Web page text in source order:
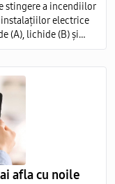
stingere a incendiilor
instalațiilor electrice
(A), lichide (B) și
protejat.
afla cu noile